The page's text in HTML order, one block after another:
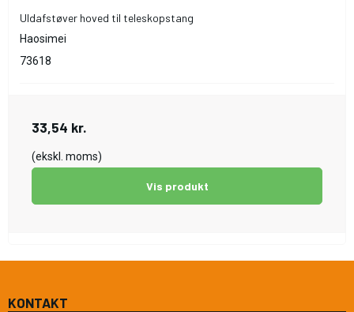
Uldafstøver hoved til teleskopstang
Haosimei
73618
33,54 kr.
(ekskl. moms)
Vis produkt
KONTAKT